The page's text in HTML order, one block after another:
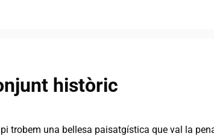
històric
trobem una bellesa paisatgística que val la